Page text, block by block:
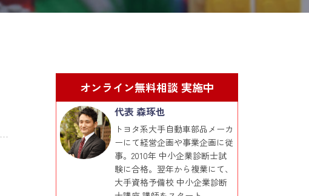
オンライン無料相談 実施中
代表 森琢也
トヨタ系大手自動車部品メーカ
ーにて経営企画や事業企画に従
事。2010年 中小企業診断士試
験に合格。翌年から複業にて、
大手資格予備校 中小企業診断